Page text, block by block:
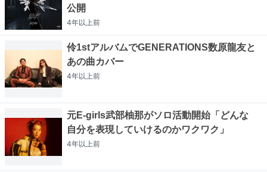
公開
4年以上前
伶1stアルバムでGENERATIONS数原龍友と
あの曲カバー
4年以上前
元E-girls武部柚那がソロ活動開始「どんな
自分を表現していけるのかワクワク」
4年以上前